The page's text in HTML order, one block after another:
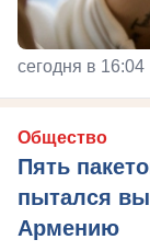
сегодня в 16:04
Общество
Пять
пытался
Армению